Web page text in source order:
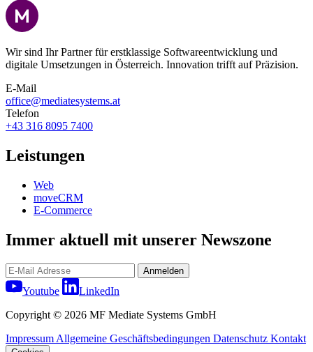
Wir sind Ihr Partner für erstklassige Softwareentwicklung und
digitale Umsetzungen in Österreich. Innovation trifft auf Präzision.
E-Mail
office@mediatesystems.at
Telefon
+43 316 8095 7400
Leistungen
Web
moveCRM
E-Commerce
Immer aktuell mit unserer Newszone
Anmelden
Youtube
LinkedIn
Copyright © 2026 MF Mediate Systems GmbH
Impressum Allgemeine Geschäftsbedingungen Datenschutz Kontakt